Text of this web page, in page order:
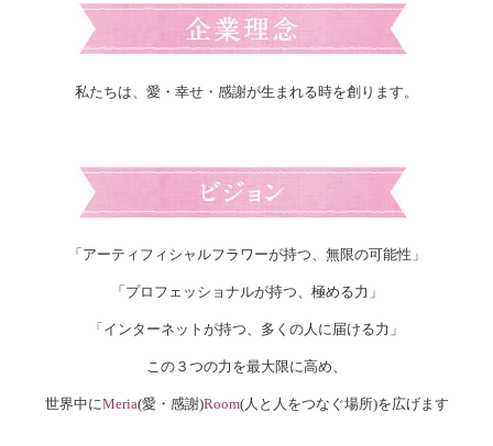
私たちは、愛・幸せ・感謝が生まれる時を創ります。
「アーティフィシャルフラワーが持つ、無限の可能性」
「プロフェッショナルが持つ、極める力」
「インターネットが持つ、多くの人に届ける力」
この３つの力を最大限に高め、
世界中にMeria(愛・感謝)Room(人と人をつなぐ場所)を広げます